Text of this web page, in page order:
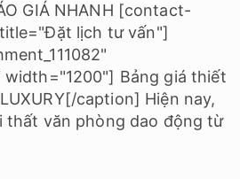
GIÁ NHANH [contact-
lịch tư vấn"]
Bảng giá thiết
caption] Hiện nay,
thất văn phòng dao động từ